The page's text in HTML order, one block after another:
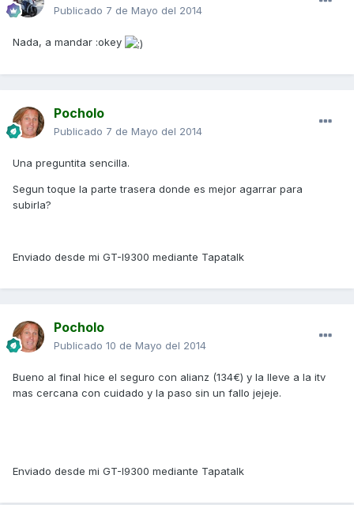
Publicado 7 de Mayo del 2014
Nada, a mandar :okey
Pocholo
Publicado 7 de Mayo del 2014
Una preguntita sencilla.
Segun toque la parte trasera donde es mejor agarrar para
subirla?
Enviado desde mi GT-I9300 mediante Tapatalk
Pocholo
Publicado 10 de Mayo del 2014
Bueno al final hice el seguro con alianz (134€) y la lleve a la itv
mas cercana con cuidado y la paso sin un fallo jejeje.
Enviado desde mi GT-I9300 mediante Tapatalk